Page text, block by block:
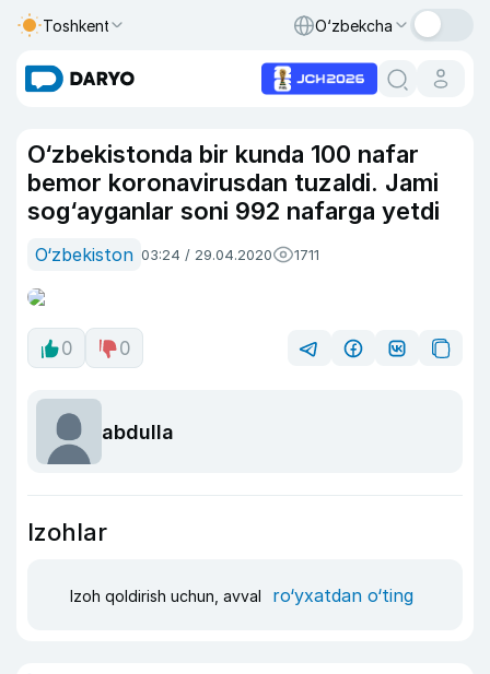
Toshkent O‘zbekcha
O‘zbekistonda bir kunda 100 nafar
bemor koronavirusdan tuzaldi. Jami
sog‘ayganlar soni 992 nafarga yetdi
O‘zbekiston 03:24 / 29.04.2020 1711
0 0
abdulla
Izohlar
Izoh qoldirish uchun, avval ro‘yxatdan o‘ting